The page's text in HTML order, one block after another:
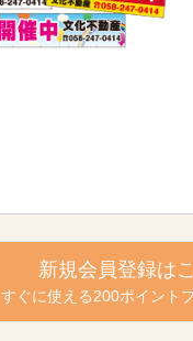
新規会員登録は
すぐに使える200ポイント